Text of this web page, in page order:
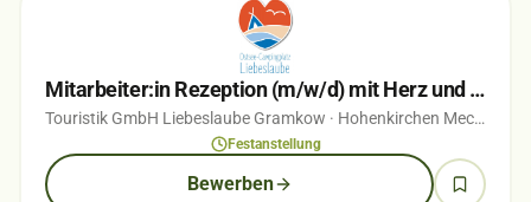
Mitarbeiter:in Rezeption (m/w/d) mit Herz und Blick für Menschen in Vollzeit
Touristik GmbH Liebeslaube Gramkow · Hohenkirchen Mecklenburg
Festanstellung
Bewerben